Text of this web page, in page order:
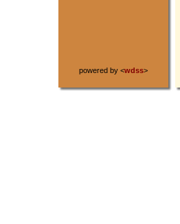
powered by <wdss>